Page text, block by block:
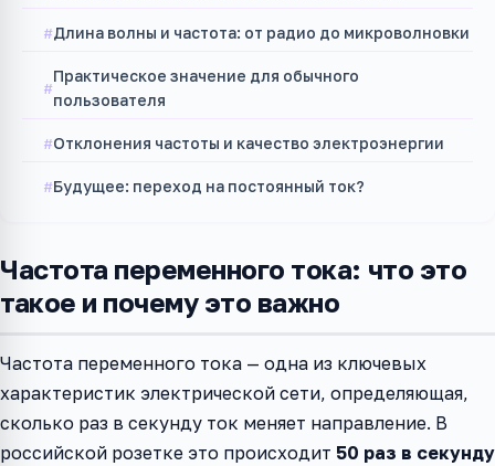
Длина волны и частота: от радио до микроволновки
Практическое значение для обычного
пользователя
Отклонения частоты и качество электроэнергии
Будущее: переход на постоянный ток?
Частота переменного тока: что это
такое и почему это важно
Частота переменного тока — одна из ключевых
характеристик электрической сети, определяющая,
сколько раз в секунду ток меняет направление. В
российской розетке это происходит 50 раз в секунду